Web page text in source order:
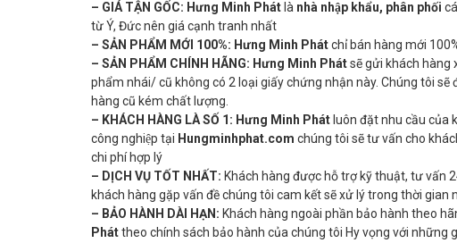
– GIÁ TẬN GỐC: Hưng Minh Phát là nhà nhập khẩu, phân phối
từ Ý, Đức nên giá cạnh tranh nhất
– SẢN PHẨM MỚI 100%: Hưng Minh Phátchỉ bán hàng mới
– SẢN PHẨM CHÍNH HÃNG: Hưng Minh Phátsẽ gửi khách hàng
phẩm nhái/ cũ không có 2 loại giấy chứng nhận này. Chúng tôi
hàng cũ kém chất lượng.
– KHÁCH HÀNG LÀ SỐ 1: Hưng Minh Phát luôn đặt nhu cầu của
công nghiệp tại Hungminhphat.com chúng tôi sẽ tư vấn cho
chi phí hợp lý
– DỊCH VỤ TỐT NHẤT: Khách hàng được hỗ trợ kỹ thuật, tư vấn
khách hàng gặp vấn đề chúng tôi cam kết sẽ xử lý trong thời gian
– BẢO HÀNH DÀI HẠN: Khách hàng ngoài phần bảo hành theo
Pháttheo chính sách bảo hành của chúng tôi Hy vọng với những